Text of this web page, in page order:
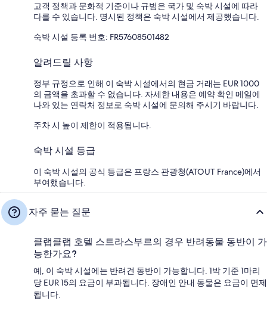
고객 정책과 문화적 기준이나 규범은 국가 및 숙박 시설에 따라
다를 수 있습니다. 명시된 정책은 숙박 시설에서 제공했습니다.
숙박 시설 등록 번호: FR57608501482
알려드릴 사항
정부 규정으로 인해 이 숙박 시설에서의 현금 거래는 EUR 1000
의 금액을 초과할 수 없습니다. 자세한 내용은 예약 확인 메일에
나와 있는 연락처 정보로 숙박 시설에 문의해 주시기 바랍니다.
주차 시 높이 제한이 적용됩니다.
숙박 시설 등급
이 숙박 시설의 공식 등급은 프랑스 관광청(ATOUT France)에서
부여했습니다.
자주 묻는 질문
클랩클랩 호텔 스트라스부르의 경우 반려동물 동반이 가
능한가요?
예, 이 숙박 시설에는 반려견 동반이 가능합니다. 1박 기준 1마리
당 EUR 15의 요금이 부과됩니다. 장애인 안내 동물은 요금이 면제
됩니다.